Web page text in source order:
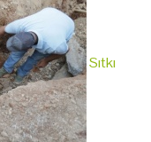
Sıtkı